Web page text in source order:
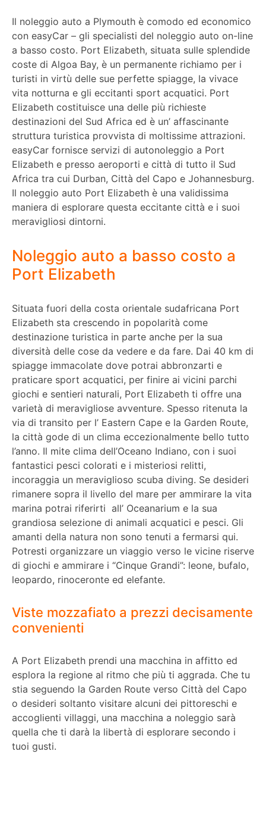
Il noleggio auto a Plymouth è comodo ed economico
con easyCar – gli specialisti del noleggio auto on-line
a basso costo. Port Elizabeth, situata sulle splendide
coste di Algoa Bay, è un permanente richiamo per i
turisti in virtù delle sue perfette spiagge, la vivace
vita notturna e gli eccitanti sport acquatici. Port
Elizabeth costituisce una delle più richieste
destinazioni del Sud Africa ed è un’ affascinante
struttura turistica provvista di moltissime attrazioni.
easyCar fornisce servizi di autonoleggio a Port
Elizabeth e presso aeroporti e città di tutto il Sud
Africa tra cui Durban, Città del Capo e Johannesburg.
Il noleggio auto Port Elizabeth è una validissima
maniera di esplorare questa eccitante città e i suoi
meravigliosi dintorni.
Noleggio auto a basso costo a
Port Elizabeth
Situata fuori della costa orientale sudafricana Port
Elizabeth sta crescendo in popolarità come
destinazione turistica in parte anche per la sua
diversità delle cose da vedere e da fare. Dai 40 km di
spiagge immacolate dove potrai abbronzarti e
praticare sport acquatici, per finire ai vicini parchi
giochi e sentieri naturali, Port Elizabeth ti offre una
varietà di meravigliose avventure. Spesso ritenuta la
via di transito per l’ Eastern Cape e la Garden Route,
la città gode di un clima eccezionalmente bello tutto
l’anno. Il mite clima dell’Oceano Indiano, con i suoi
fantastici pesci colorati e i misteriosi relitti,
incoraggia un meraviglioso scuba diving. Se desideri
rimanere sopra il livello del mare per ammirare la vita
marina potrai riferirti all’ Oceanarium e la sua
grandiosa selezione di animali acquatici e pesci. Gli
amanti della natura non sono tenuti a fermarsi qui.
Potresti organizzare un viaggio verso le vicine riserve
di giochi e ammirare i “Cinque Grandi”: leone, bufalo,
leopardo, rinoceronte ed elefante.
Viste mozzafiato a prezzi decisamente
convenienti
A Port Elizabeth prendi una macchina in affitto ed
esplora la regione al ritmo che più ti aggrada. Che tu
stia seguendo la Garden Route verso Città del Capo
o desideri soltanto visitare alcuni dei pittoreschi e
accoglienti villaggi, una macchina a noleggio sarà
quella che ti darà la libertà di esplorare secondo i
tuoi gusti.